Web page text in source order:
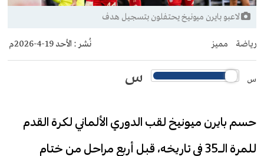
لاعبو بايرن ميونيخ يحتفلون بتسجيل هدف
رياضة مميز نُشر : الأحد 19-4-2026م
س س
حسم بايرن ميونيخ لقب الدوري الألماني لكرة القدم
للمرة الـ35 في تاريخه، قبل أربع مراحل من ختام